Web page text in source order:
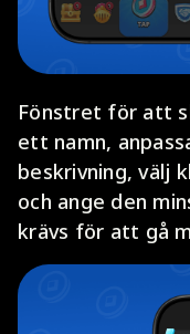
Fönstret för att
ett namn,
beskrivning, välj
och ange den
krävs för att gå